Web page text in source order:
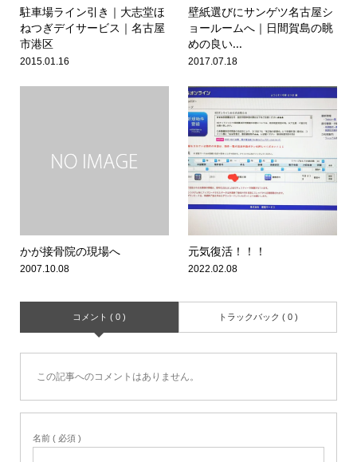
駐車場ライン引き｜大志堂ほ
ねつぎデイサービス｜名古屋
市港区
2015.01.16
壁紙選びにサンゲツ名古屋シ
ョールームへ｜日間賀島の眺
めの良い...
2017.07.18
かが接骨院の現場へ
2007.10.08
元気復活！！！
2022.02.08
コメント ( 0 ) トラックバック ( 0 )
この記事へのコメントはありません。
名前 ( 必須 )